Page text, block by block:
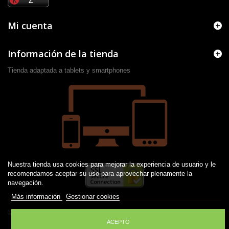
Nuestra tienda usa cookies para mejorar la experiencia de usuario y le
recomendamos aceptar su uso para aprovechar plenamente la
navegación.
Más información
Gestionar cookies
ACEPTO
Mi cuenta
Información de la tienda
Tienda adaptada a tablets y smartphones